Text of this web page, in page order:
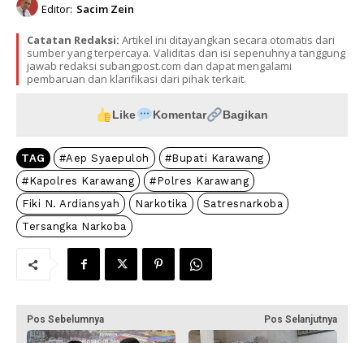
Editor: Sacim Zein
Catatan Redaksi: Artikel ini ditayangkan secara otomatis dari
sumber yang terpercaya. Validitas dan isi sepenuhnya tanggung
jawab redaksi subangpost.com dan dapat mengalami
pembaruan dan klarifikasi dari pihak terkait.
Like Komentar Bagikan
TAG #Aep Syaepuloh
#Bupati Karawang
#Kapolres Karawang
#Polres Karawang
Fiki N. Ardiansyah
Narkotika
Satresnarkoba
Tersangka Narkoba
Pos Sebelumnya Pos Selanjutnya